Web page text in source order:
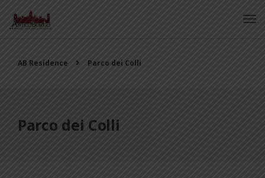
AB Residence Parco dei Colli
Parco dei Colli